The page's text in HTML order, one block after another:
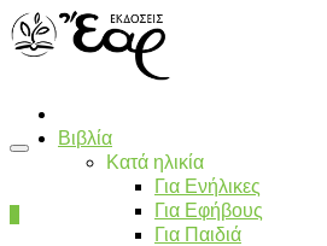
Βιβλία
Κατά ηλικία
Για Ενήλικες
Για Εφήβους
Για Παιδιά